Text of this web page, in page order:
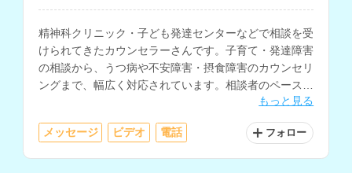
精神科クリニック・子ども発達センターなどで相談を受
けられてきたカウンセラーさんです。子育て・発達障害
の相談から、うつ病や不安障害・摂食障害のカウンセリ
ングまで、幅広く対応されています。相談者のペースに
もっと見る
メッセージ ビデオ 電話 フォロー